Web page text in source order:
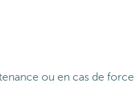
ou en cas de force